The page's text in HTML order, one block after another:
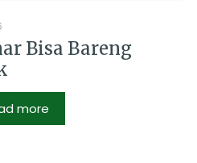
Bisa Bareng
more